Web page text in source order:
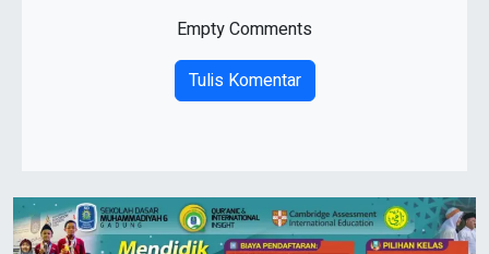
Empty Comments
Tulis Komentar